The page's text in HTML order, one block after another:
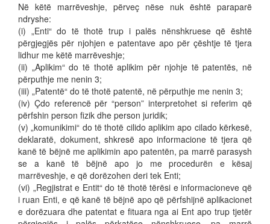
Në këtë marrëveshje, përveç nëse nuk është paraparë
ndryshe:
(i) „Enti“ do të thotë trup i palës nënshkruese që është
përgjegjës për njohjen e patentave apo për çështje të tjera
lidhur me këtë marrëveshje;
(ii) „Aplikim“ do të thotë aplikim për njohje të patentës, në
përputhje me nenin 3;
(iii) „Patentë“ do të thotë patentë, në përputhje me nenin 3;
(iv) Çdo referencë për “person” interpretohet si referim që
përfshin person fizik dhe person juridik;
(v) „komunikimi“ do të thotë cilido aplikim apo cilado kërkesë,
deklaratë, dokument, shkresë apo informacione të tjera që
kanë të bëjnë me aplikimin apo patentën, pa marrë parasysh
se a kanë të bëjnë apo jo me procedurën e kësaj
marrëveshje, e që dorëzohen deri tek Enti;
(vi) „Regjistrat e Entit“ do të thotë tërësi e informacioneve që
i ruan Enti, e që kanë të bëjnë apo që përfshijnë aplikacionet
e dorëzuara dhe patentat e fituara nga ai Ent apo trup tjetër